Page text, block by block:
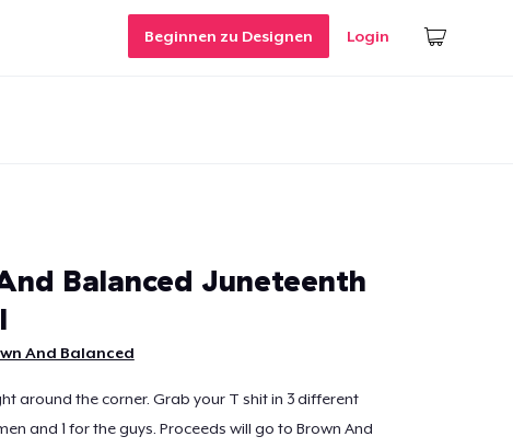
Beginnen zu Designen Login
Balanced Juneteenth
And Balanced
around the corner. Grab your T shit in 3 different
and 1 for the guys. Proceeds will go to Brown And